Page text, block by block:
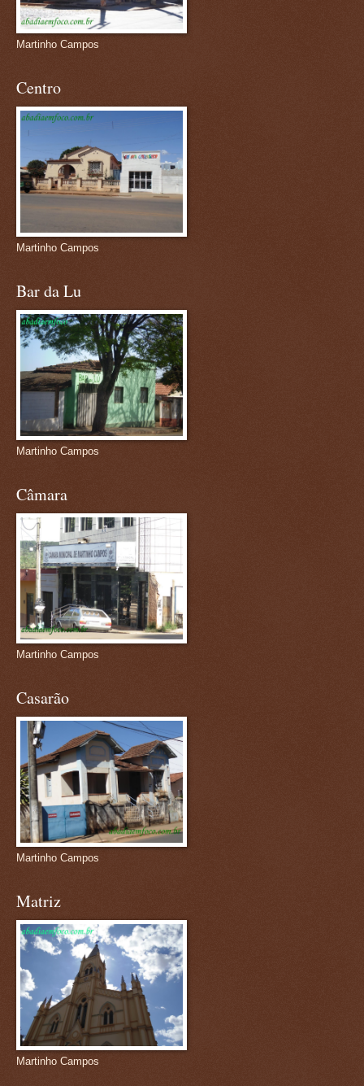
Martinho Campos
Centro
Martinho Campos
Bar da Lu
Martinho Campos
Câmara
Martinho Campos
Casarão
Martinho Campos
Matriz
Martinho Campos